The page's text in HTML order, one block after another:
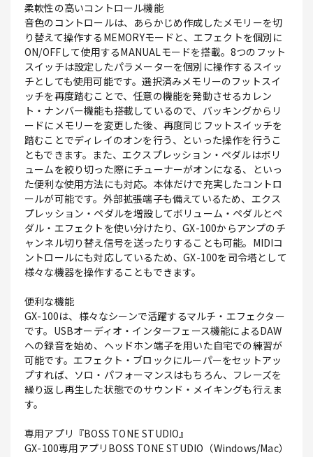
柔軟性の高いコントロール機能
音色のコントロールは、あらかじめ作成したメモリーを切
り替えて操作するMEMORYモードと、エフェクトを個別に
ON/OFFして使用するMANUALモードを搭載。8つのフット
スイッチは設定したパラメーターを個別に操作するスイッ
チとしても使用可能です。選択済みメモリーのフットスイ
ッチを再度踏むことで、任意の機能を発動させるカレン
ト・ナンバー機能も搭載しているので、バッキングからリ
ードにメモリーを変更した後、再度同じフットスイッチを
踏むことでディレイのオンを行う、といった操作を行うこ
ともできます。また、エクスプレッション・ペダルはボリ
ュームを絞り切った際にチューナーがオンになる、といっ
た便利な使用方法にも対応。本体だけで充実したコントロ
ールが可能です。外部拡張端子も備えているため、エクス
プレッション・ペダルを増設してボリューム・ペダルとペ
ダル・エフェクトを使い分けたり、GX-100からアンプのチ
ャンネル切り替え信号を送ったりすることも可能。MIDIコ
ントロールにも対応しているため、GX-100を司令塔として
様々な機器を操作することもできます。
便利な機能
GX-100は、様々なシーンで活躍するマルチ・エフェクター
です。USBオーディオ・インターフェース機能によるDAW
への録音を始め、ヘッドホン端子を用いた自宅での練習が
可能です。エフェクト・ブロックにルーパーをセットアッ
プすれば、ソロ・パフォーマンスはもちろん、フレーズを
繰り返し再生した状態でのサウンド・メイキングも行えま
す。
専用アプリ『BOSS TONE STUDIO』
GX-100専用アプリBOSS TONE STUDIO（Windows/Mac）